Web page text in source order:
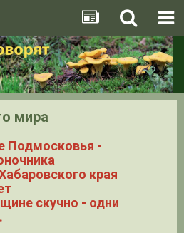
мира
Подмосковья -
края
скучно - одни